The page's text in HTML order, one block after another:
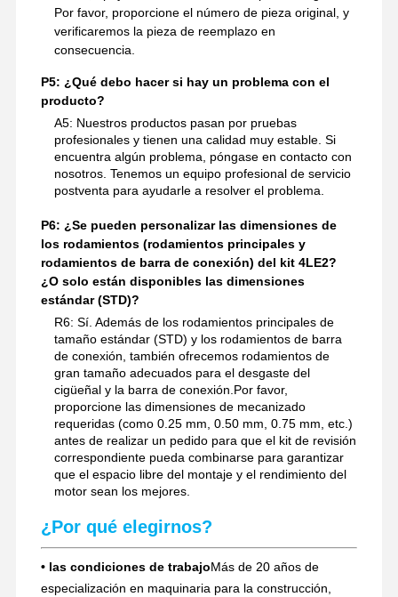
Por favor, proporcione el número de pieza original, y
verificaremos la pieza de reemplazo en
consecuencia.
P5: ¿Qué debo hacer si hay un problema con el
producto?
A5: Nuestros productos pasan por pruebas
profesionales y tienen una calidad muy estable. Si
encuentra algún problema, póngase en contacto con
nosotros. Tenemos un equipo profesional de servicio
postventa para ayudarle a resolver el problema.
P6: ¿Se pueden personalizar las dimensiones de
los rodamientos (rodamientos principales y
rodamientos de barra de conexión) del kit 4LE2?
¿O solo están disponibles las dimensiones
estándar (STD)?
R6: Sí. Además de los rodamientos principales de
tamaño estándar (STD) y los rodamientos de barra
de conexión, también ofrecemos rodamientos de
gran tamaño adecuados para el desgaste del
cigüeñal y la barra de conexión.Por favor,
proporcione las dimensiones de mecanizado
requeridas (como 0.25 mm, 0.50 mm, 0.75 mm, etc.)
antes de realizar un pedido para que el kit de revisión
correspondiente pueda combinarse para garantizar
que el espacio libre del montaje y el rendimiento del
motor sean los mejores.
¿Por qué elegirnos?
• las condiciones de trabajoMás de 20 años de
especialización en maquinaria para la construcción,